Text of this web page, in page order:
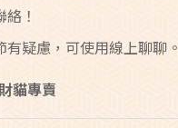
！
有疑慮，可使用線上聊聊。
貓專賣